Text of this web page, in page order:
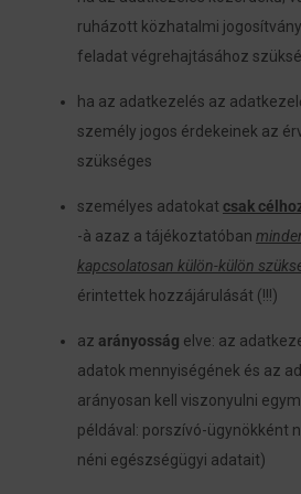
ruházott közhatalmi
feladat végrehajtásához
ha az adatkezelés az
személy jogos érdekeinek az
szükséges
személyes adatokat csak
-à azaz a tájékoztatóban
kapcsolatosan külön-külön
érintettek hozzájárulását (!!!)
az arányosság elve: az
adatok mennyiségének és az
arányosan kell viszonyulni
példával: porszívó-ügynökként
néni egészségügyi adatait)